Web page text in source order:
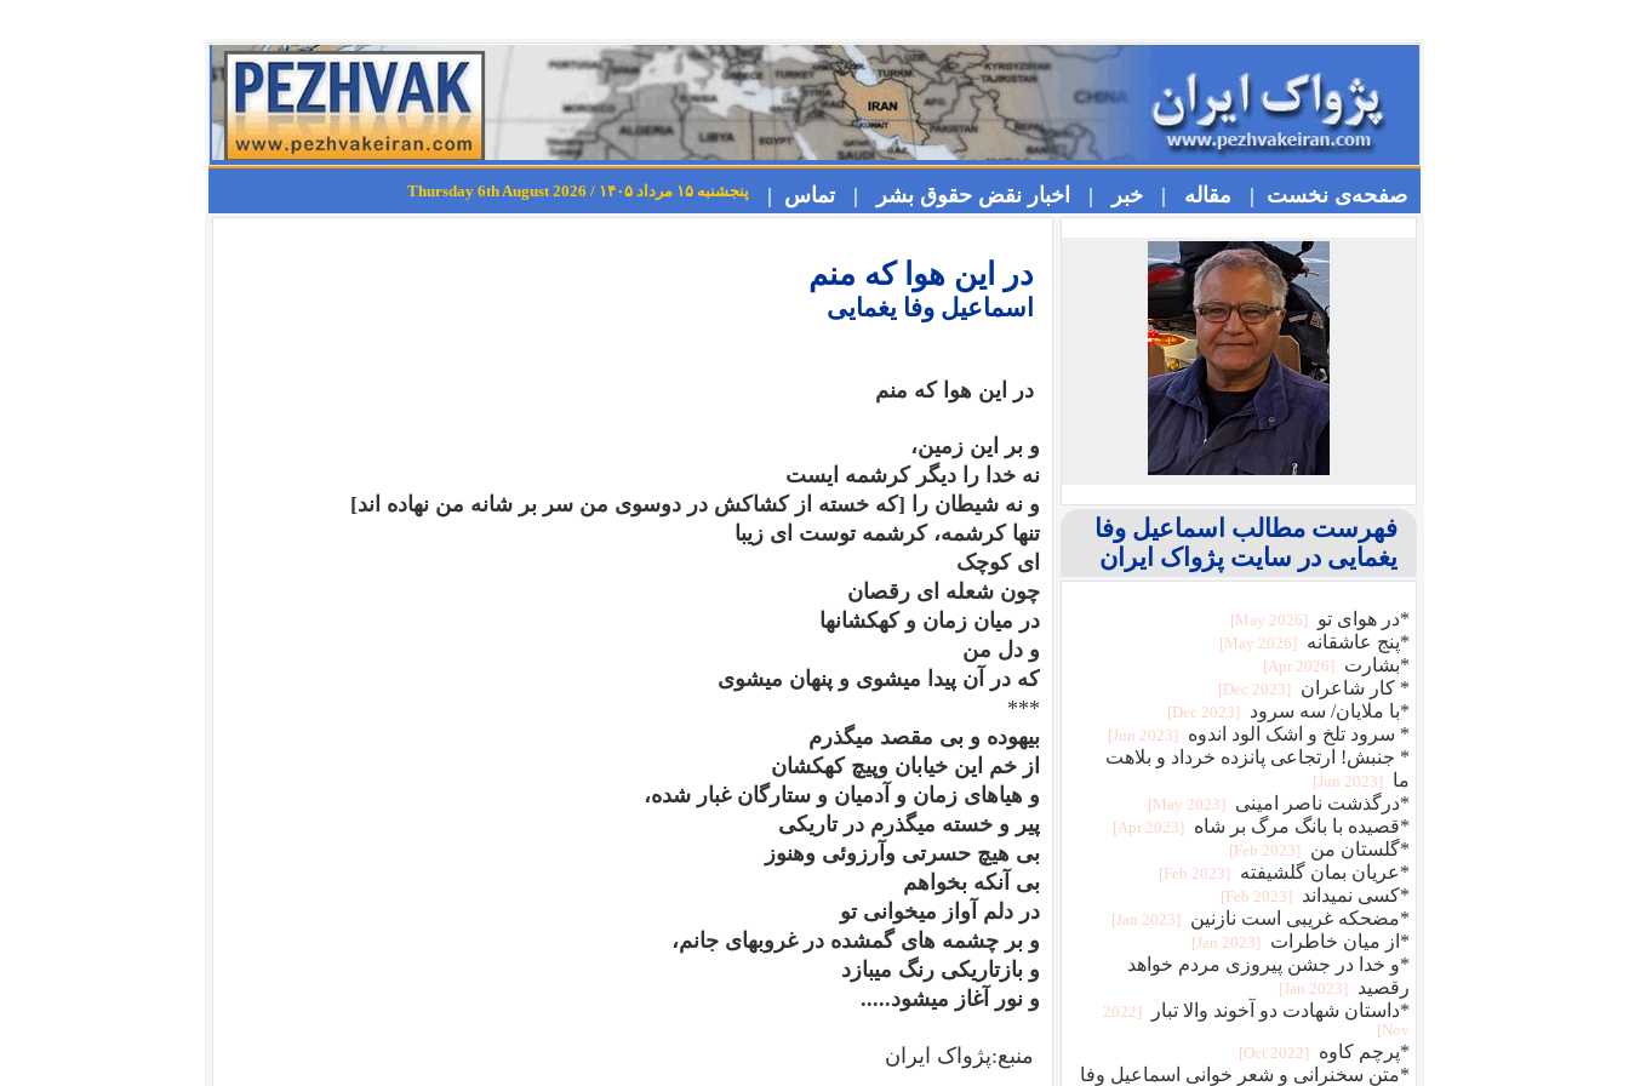
صفحه‌ی نخست | مقاله | خبر | اخبار نقض حقوق بشر | تماس | پنجشنبه ۱۵ مرداد ۱۴۰۵ / Thursday 6th August 2026
در این هوا که منم
اسماعیل وفا یغمایی
در این هوا که منم
و بر این زمین،
نه خدا را دیگر کرشمه ایست
و نه شیطان را
[که خسته از کشاکش در دوسوی من سر بر شانه من نهاده اند]
تنها کرشمه، کرشمه توست ای زیبا
ای کوچک
چون شعله ای رقصان
در میان زمان و کهکشانها
و دل من
که در آن پیدا میشوی و پنهان میشوی
***
بیهوده و بی مقصد میگذرم
از خم این خیابان وپیچ کهکشان
و هیاهای زمان و آدمیان و ستارگان غبار شده،
پیر و خسته میگذرم در تاریکی
بی هیچ حسرتی وآرزوئی وهنوز
بی آنکه بخواهم
در دلم آواز میخوانی تو
و بر چشمه های گمشده در غروبهای جانم،
و بازتاریکی رنگ میبازد
و نور آغاز میشود.....
منبع:پژواک ایران
فهرست مطالب اسماعیل وفا
یغمایی در سایت پژواک ایران
*در هوای تو [2026 May]
*پنج عاشقانه [2026 May]
*بشارت [2026 Apr]
* کار شاعران [2023 Dec]
*با ملایان/ سه سرود [2023 Dec]
* سرود تلخ و اشک الود اندوه [2023 Jun]
* جنبش! ارتجاعی پانزده خرداد و بلاهت
ما
[2023 Jun]
*درگذشت ناصر امینی [2023 May]
*قصیده با بانگ مرگ بر شاه [2023 Apr]
*گلستان من [2023 Feb]
*عریان بمان گلشیفته [2023 Feb]
*کسی نمیداند [2023 Feb]
*مضحکه غریبی است نازنین [2023 Jan]
*از میان خاطرات [2023 Jan]
*و خدا در جشن پیروزی مردم خواهد
رقصید
[2023 Jan]
*داستان شهادت دو آخوند والا تبار
[2022
Nov]
*پرچم کاوه [2022 Oct]
*متن سخنرانی و شعر خوانی اسماعیل وفا